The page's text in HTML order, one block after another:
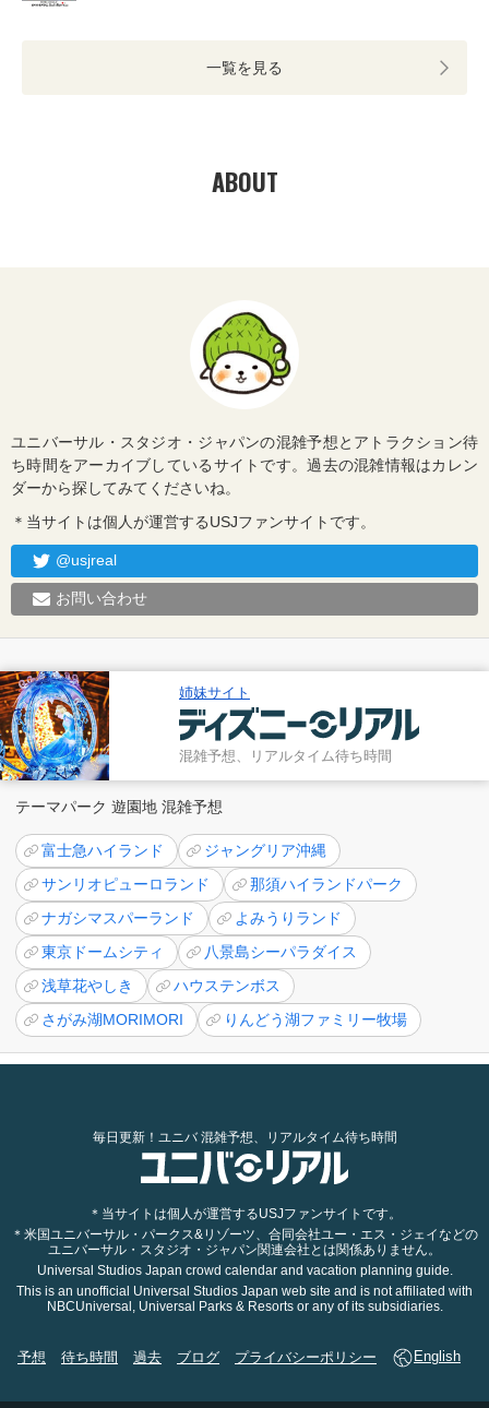
一覧を見る
ABOUT
ユニバーサル・スタジオ・ジャパンの混雑予想とアトラクション待
ち時間をアーカイブしているサイトです。過去の混雑情報はカレン
ダーから探してみてくださいね。
＊当サイトは個人が運営するUSJファンサイトです。
@usjreal
お問い合わせ
姉妹サイト
混雑予想、リアルタイム待ち時間
テーマパーク 遊園地 混雑予想
富士急ハイランド
ジャングリア沖縄
サンリオピューロランド
那須ハイランドパーク
ナガシマスパーランド
よみうりランド
東京ドームシティ
八景島シーパラダイス
浅草花やしき
ハウステンボス
さがみ湖MORIMORI
りんどう湖ファミリー牧場
毎日更新！ユニバ 混雑予想、リアルタイム待ち時間
＊当サイトは個人が運営するUSJファンサイトです。
＊米国ユニバーサル・パークス&リゾーツ、合同会社ユー・エス・ジェイなどの
ユニバーサル・スタジオ・ジャパン関連会社とは関係ありません。
Universal Studios Japan crowd calendar and vacation planning guide.
This is an unofficial Universal Studios Japan web site and is not affiliated with
NBCUniversal, Universal Parks & Resorts or any of its subsidiaries.
予想 待ち時間 過去 ブログ プライバシーポリシー English